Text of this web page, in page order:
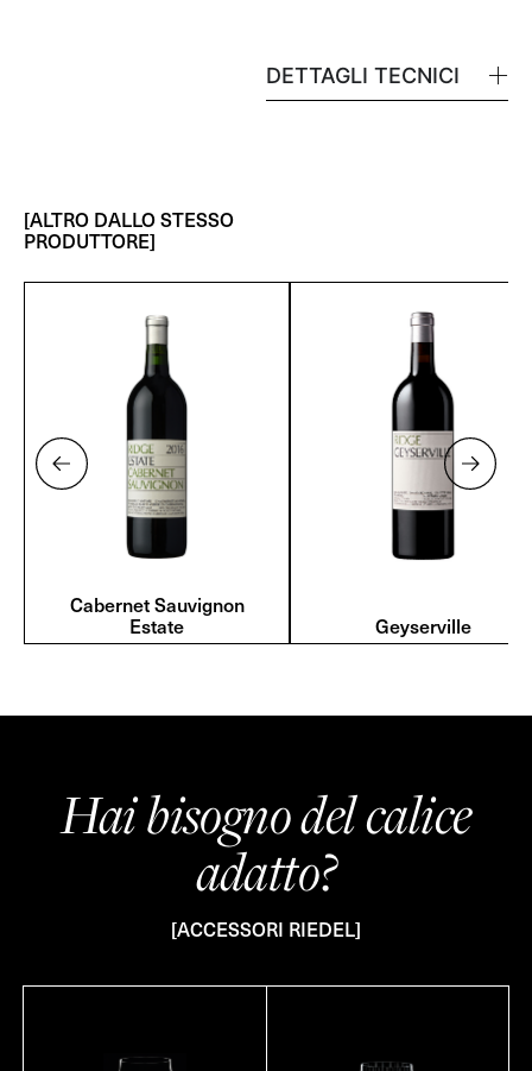
DETTAGLI TECNICI
[ALTRO DALLO STESSO
PRODUTTORE]
Cabernet Sauvignon
Estate Geyserville
Hai bisogno del calice
adatto?
[ACCESSORI RIEDEL]